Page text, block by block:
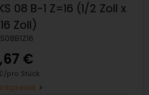
08 B-1 Z=16 (1/2 Zoll x
Zoll)
€
pro Stück